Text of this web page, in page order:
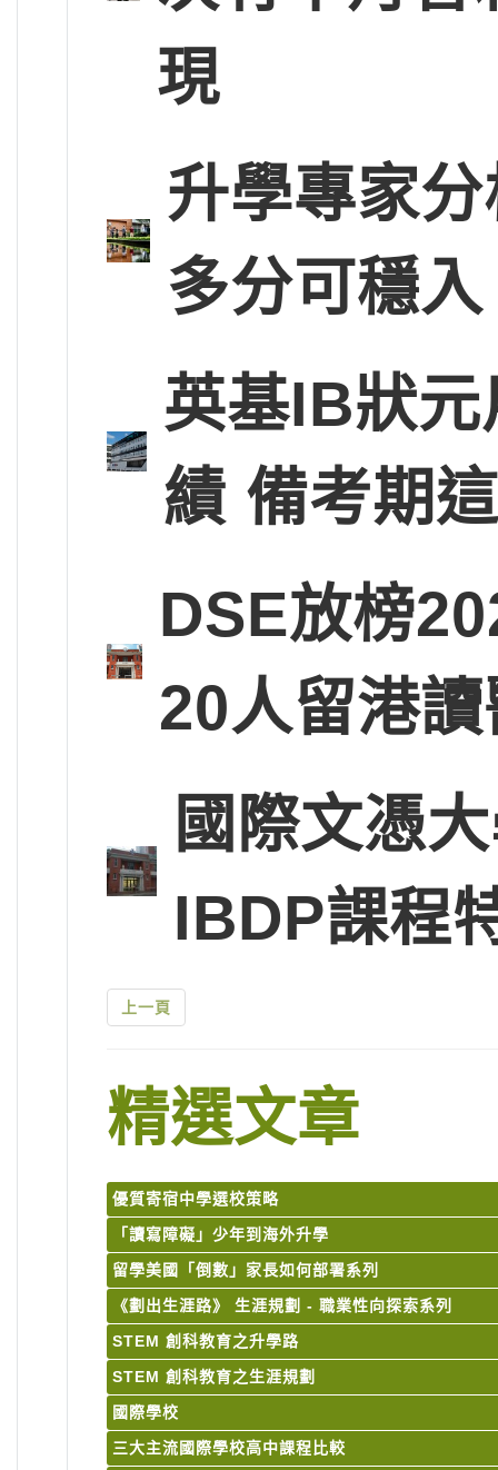
現
升學專家
多分可穩
英基IB狀
績 備考期
DSE放榜
20人留港
國際文憑
IBDP課程
上一頁
精選文章
優質寄宿中學選校策略
「讀寫障礙」少年到海外升學
留學美國「倒數」家長如何部署系列
《劃出生涯路》 生涯規劃 - 職業性向探索系列
STEM 創科教育之升學路
STEM 創科教育之生涯規劃
國際學校
三大主流國際學校高中課程比較